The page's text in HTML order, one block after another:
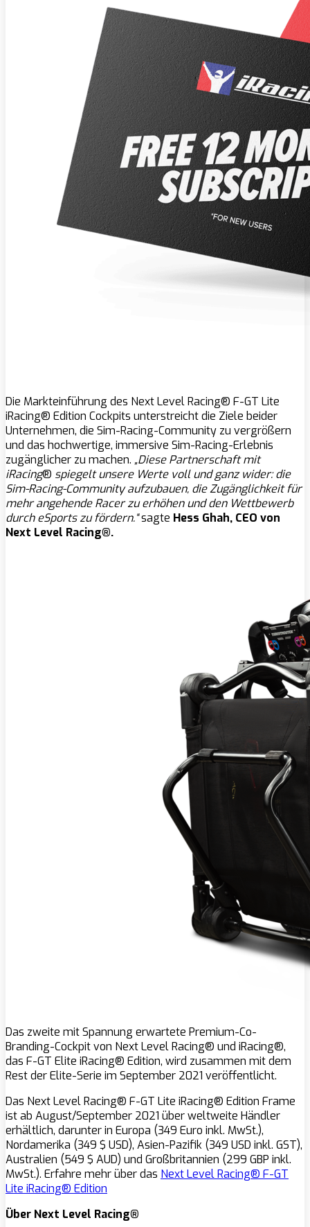
Die Markteinführung des Next Level Racing® F-GT Lite
iRacing® Edition Cockpits unterstreicht die Ziele beider
Unternehmen, die Sim-Racing-Community zu vergrößern
und das hochwertige, immersive Sim-Racing-Erlebnis
zugänglicher zu machen. „Diese Partnerschaft mit
iRacing® spiegelt unsere Werte voll und ganz wider: die
Sim-Racing-Community aufzubauen, die Zugänglichkeit für
mehr angehende Racer zu erhöhen und den Wettbewerb
durch eSports zu fördern.“sagte Hess Ghah, CEO von
Next Level Racing®.
Das zweite mit Spannung erwartete Premium-Co-
Branding-Cockpit von Next Level Racing® und iRacing®,
das F-GT Elite iRacing® Edition, wird zusammen mit dem
Rest der Elite-Serie im September 2021 veröffentlicht.
Das Next Level Racing® F-GT Lite iRacing® Edition Frame
ist ab August/September 2021 über weltweite Händler
erhältlich, darunter in Europa (349 Euro inkl. MwSt.),
Nordamerika (349 $ USD), Asien-Pazifik (349 USD inkl. GST),
Australien (549 $ AUD) und Großbritannien (299 GBP inkl.
MwSt.). Erfahre mehr über das Next Level Racing® F-GT
Lite iRacing® Edition
Über Next Level Racing®